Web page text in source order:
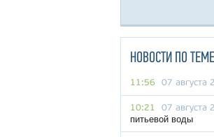
НОВОСТИ ПО
11:56 07 августа
10:21 07 августа
питьевой воды